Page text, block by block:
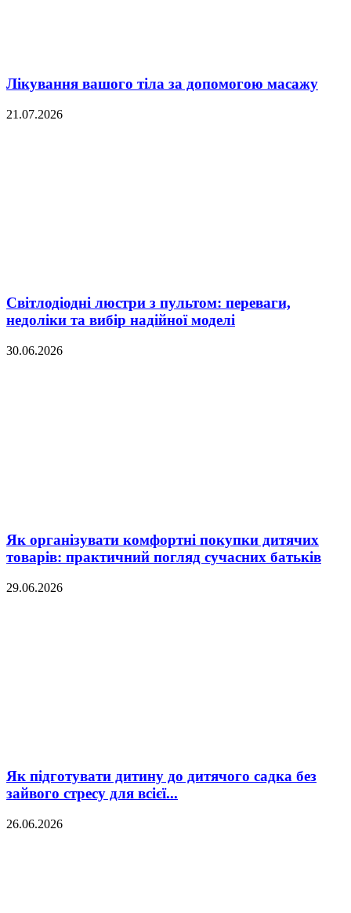
Лікування вашого тіла за допомогою масажу
21.07.2026
Світлодіодні люстри з пультом: переваги,
недоліки та вибір надійної моделі
30.06.2026
Як організувати комфортні покупки дитячих
товарів: практичний погляд сучасних батьків
29.06.2026
Як підготувати дитину до дитячого садка без
зайвого стресу для всієї...
26.06.2026